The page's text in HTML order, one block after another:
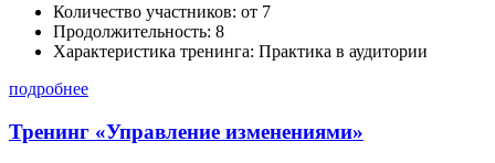
Количество участников: от 7
Продолжительность: 8
Характеристика тренинга: Практика в аудитории
подробнее
Тренинг «Управление изменениями»